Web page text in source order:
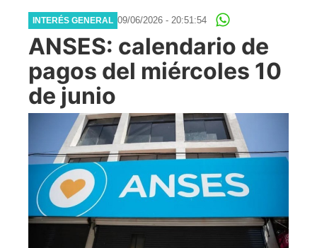
INTERÉS GENERAL 09/06/2026 - 20:51:54
ANSES: calendario de
pagos del miércoles 10
de junio